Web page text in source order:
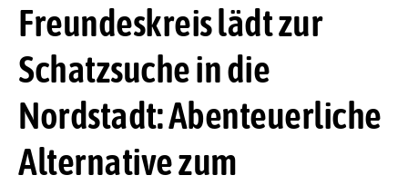
Freundeskreis lädt zur
Schatzsuche in die
Nordstadt: Abenteuerliche
Alternative zum